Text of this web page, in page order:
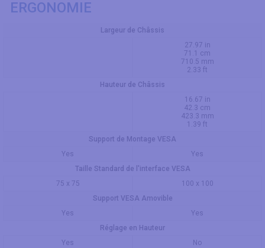
ERGONOMIE
Largeur de Châssis
27.97 in
71.1 cm
710.5 mm
2.33 ft
Hauteur de Châssis
16.67 in
42.3 cm
423.3 mm
1.39 ft
Support de Montage VESA
Yes
Yes
Taille Standard de l'interface VESA
75 x 75
100 x 100
Support VESA Amovible
Yes
Yes
Réglage en Hauteur
Yes
No